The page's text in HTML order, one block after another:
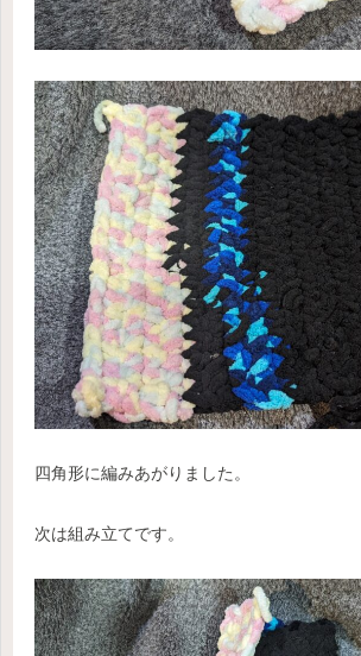
四角形に編みあがりました。
次は組み立てです。